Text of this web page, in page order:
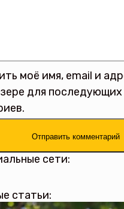
моё имя, email и
для
сети:
статьи: